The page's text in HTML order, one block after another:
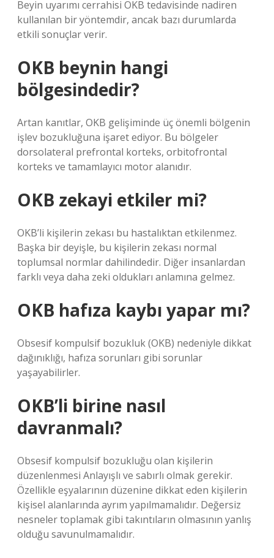
Beyin uyarımı cerrahisi OKB tedavisinde nadiren
kullanılan bir yöntemdir, ancak bazı durumlarda
etkili sonuçlar verir.
OKB beynin hangi
bölgesindedir?
Artan kanıtlar, OKB gelişiminde üç önemli bölgenin
işlev bozukluğuna işaret ediyor. Bu bölgeler
dorsolateral prefrontal korteks, orbitofrontal
korteks ve tamamlayıcı motor alanıdır.
OKB zekayi etkiler mi?
OKB’li kişilerin zekası bu hastalıktan etkilenmez.
Başka bir deyişle, bu kişilerin zekası normal
toplumsal normlar dahilindedir. Diğer insanlardan
farklı veya daha zeki oldukları anlamına gelmez.
OKB hafıza kaybı yapar mı?
Obsesif kompulsif bozukluk (OKB) nedeniyle dikkat
dağınıklığı, hafıza sorunları gibi sorunlar
yaşayabilirler.
OKB’li birine nasıl
davranmalı?
Obsesif kompulsif bozukluğu olan kişilerin
düzenlenmesi Anlayışlı ve sabırlı olmak gerekir.
Özellikle eşyalarının düzenine dikkat eden kişilerin
kişisel alanlarında ayrım yapılmamalıdır. Değersiz
nesneler toplamak gibi takıntıların olmasının yanlış
olduğu savunulmamalıdır.